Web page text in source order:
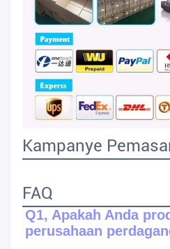
Kampanye
FAQ
Q1, Apakah Anda
perusahaan